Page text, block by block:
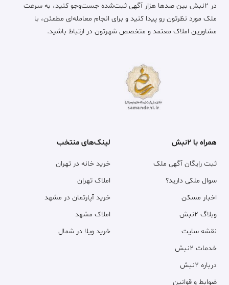
در ۲نبش بین صدها هزار آگهی ثبت‌شده جست‌وجو کنید، به سرعت
ملک مورد نظرتون رو پیدا کنید و برای انجام معامله‌ای مطمئن، با
مشاورین املاک معتمد و متخصص شهرتون در ارتباط باشید.
همراه با ۲نبش
ثبت رایگان آگهی ملک
سوال ملکی دارید؟
اخبار مسکن
وبلاگ ۲نبش
نقشه سایت
خدمات ۲نبش
درباره ۲نبش
ضوابط و قوانین
لینک‌های منتخب
خرید خانه در تهران
املاک تهران
خرید آپارتمان در مشهد
املاک مشهد
خرید ویلا در شمال